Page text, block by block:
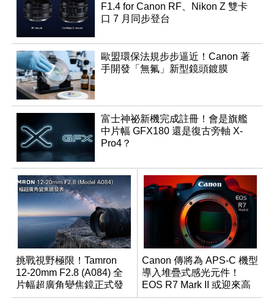
F1.4 for Canon RF、Nikon Z 雙卡
口 7 月同步登台
歐盟環保法規步步逼近！Canon 著
手開發「無氟」新型鏡頭鍍膜
富士神祕新機完成註冊！會是旗艦
中片幅 GFX180 還是復古旁軸 X-
Pro4？
挑戰視野極限！Tamron
12-20mm F2.8 (A084) 全
片幅超廣角變焦鏡正式發
表
Canon 傳將為 APS-C 機型
導入堆疊式感光元件！
EOS R7 Mark II 或迎來高
速讀出升級